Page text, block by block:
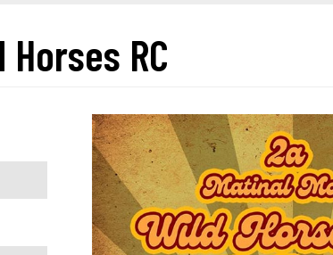
RC